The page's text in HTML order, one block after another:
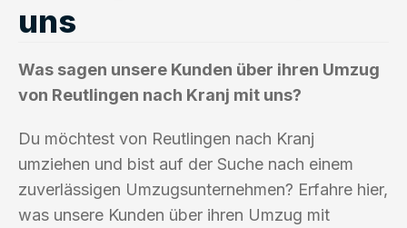
uns
Was sagen unsere Kunden über ihren Umzug
von Reutlingen nach Kranj mit uns?
Du möchtest von Reutlingen nach Kranj
umziehen und bist auf der Suche nach einem
zuverlässigen Umzugsunternehmen? Erfahre hier,
was unsere Kunden über ihren Umzug mit